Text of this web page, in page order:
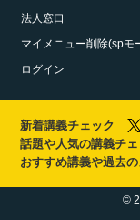
法人窓口
マイメニュー削除(spモ
ログイン
新着講義チェック
話題や人気の講義チェ
おすすめ講義や過去
©